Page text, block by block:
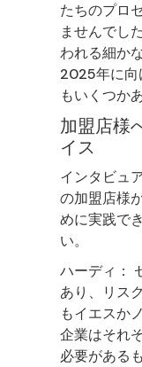
たちのプロ
ませんでし
われる細か
2025年に向
もいくつか
加盟店様
イス
インタビュ
の加盟店様
めに実践で
い。
ハーディ：
あり、リス
もイエスか
企業はそれ
必要がある